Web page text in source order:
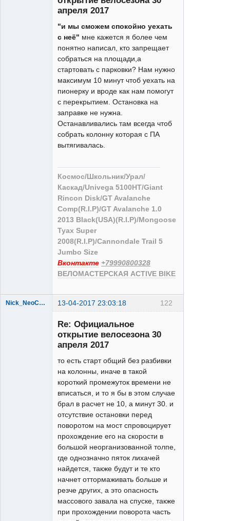
апреля 2017
"и мы сможем спокойно уехать
с неё" мне кажется я более чем
понятно написал, кто запрещает
собраться на площади,а
стартовать с парковки? Нам нужно
максимум 10 минут чтоб уехать на
пионерку и вроде как нам помогут
с перекрытием. Остановка на
заправке не нужна.
Останавливались там всегда чтоб
собрать колонну которая с ПА
вытягивалась.
Космос/Школьник/Урал/
Каскад/Univega 5100HT/Giant
Rincon Disk/GT Avalanche
Comp(R.I.P)/GT Avalanche 1.0
2013 Black(USA)(R.I.P)/Mongoose
Tyax Super
2008(R.I.P)/Cannondale Trail 5
Jumbo Size
Вконтакте +79990800328
ВЕЛОМАСТЕРСКАЯ ACTIVE BIKE
122
Nick_NeoCOM 13-04-2017 23:03:18
Re: Официальное
открытие велосезона 30
апреля 2017
то есть старт общий без разбивки
на колонны, иначе в такой
короткий промежуток времени не
вписаться, и то я бы в этом случае
брал в расчет не 10, а минут 30. и
отсутствие остановки перед
поворотом на мост спровоцирует
прохождение его на скорости в
большой неорганизованной толпе,
где однозначно пяток лихачей
найдется, также будут и те кто
начнет оттормаживать больше и
резче других, а это опасность
массового завала на спуске, также
при прохождении поворота часть